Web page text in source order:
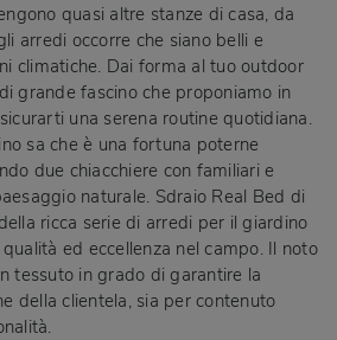
quasi altre stanze di casa, da
arredi occorre che siano belli e
climatiche. Dai forma al tuo outdoor
grande fascino che proponiamo in
una serena routine quotidiana.
sa che è una fortuna poterne
due chiacchiere con familiari e
naturale. Sdraio Real Bed di
ricca serie di arredi per il giardino
ed eccellenza nel campo. Il noto
tessuto in grado di garantire la
della clientela, sia per contenuto